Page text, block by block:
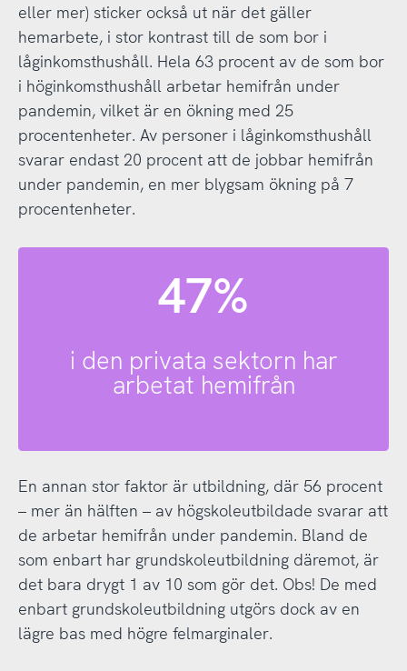
eller mer) sticker också ut när det gäller
hemarbete, i stor kontrast till de som bor i
låginkomsthushåll. Hela 63 procent av de som bor
i höginkomsthushåll arbetar hemifrån under
pandemin, vilket är en ökning med 25
procentenheter. Av personer i låginkomsthushåll
svarar endast 20 procent att de jobbar hemifrån
under pandemin, en mer blygsam ökning på 7
procentenheter.
47%
i den privata sektorn har
arbetat hemifrån
En annan stor faktor är utbildning, där 56 procent
– mer än hälften – av högskoleutbildade svarar att
de arbetar hemifrån under pandemin. Bland de
som enbart har grundskoleutbildning däremot, är
det bara drygt 1 av 10 som gör det. Obs! De med
enbart grundskoleutbildning utgörs dock av en
lägre bas med högre felmarginaler.